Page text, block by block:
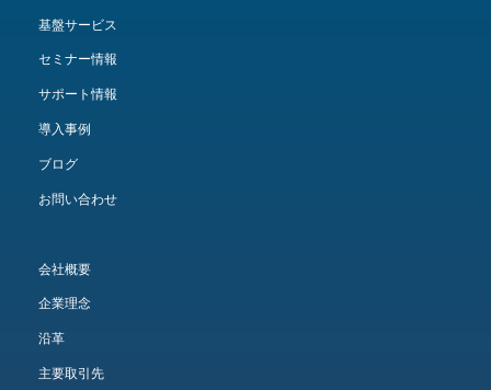
基盤サービス
セミナー情報
サポート情報
導入事例
ブログ
お問い合わせ
会社概要
企業理念
沿革
主要取引先